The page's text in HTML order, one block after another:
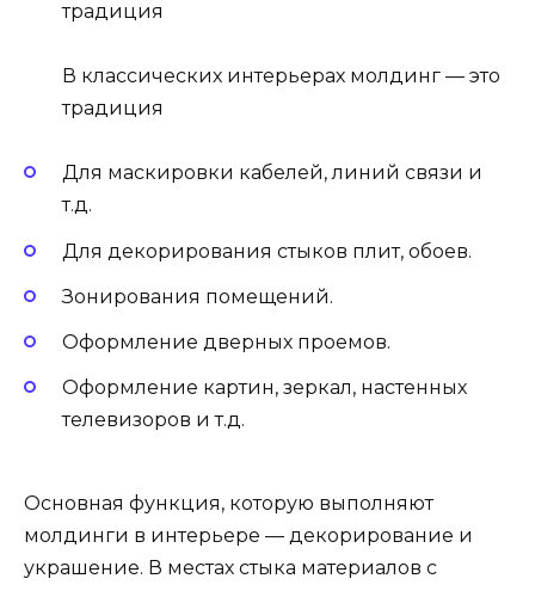
В классических интерьерах молдинг — это
традиция
Для маскировки кабелей, линий связи и
т.д.
Для декорирования стыков плит, обоев.
Зонирования помещений.
Оформление дверных проемов.
Оформление картин, зеркал, настенных
телевизоров и т.д.
Основная функция, которую выполняют
молдинги в интерьере — декорирование и
украшение. В местах стыка материалов с